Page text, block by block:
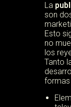
La
son
Esto
no
los
Tanto
formas